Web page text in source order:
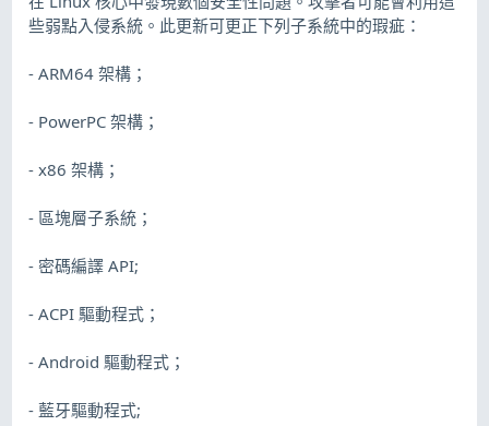
些弱點入侵系統。此更新可更正下列子系統中的瑕疵：
- ARM64 架構；
- PowerPC 架構；
- x86 架構；
- 區塊層子系統；
- 密碼編譯 API;
- ACPI 驅動程式；
- Android 驅動程式；
- 藍牙驅動程式;